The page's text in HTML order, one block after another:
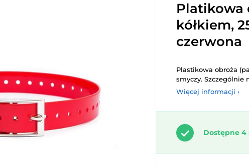
Platikowa
kółkiem,
czerwona
Plastikowa obroża
smyczy. Szczególnie
Więcej informacji ›
Dostępne 4